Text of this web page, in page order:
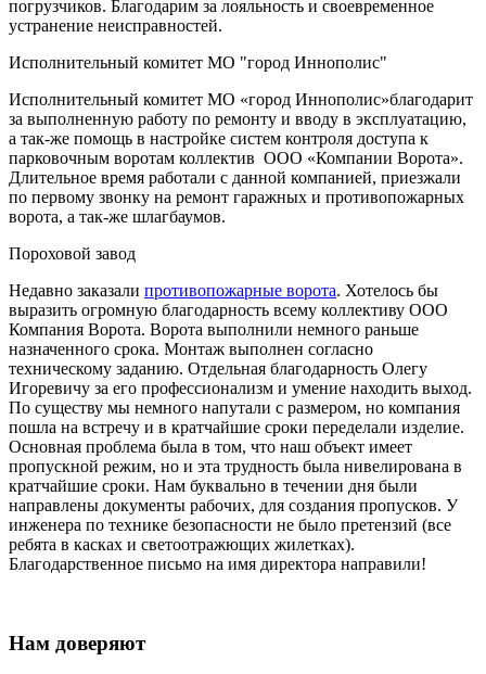
погрузчиков. Благодарим за лояльность и своевременное
устранение неисправностей.
Исполнительный комитет МО "город Иннополис"
Исполнительный комитет МО «город Иннополис»благодарит
за выполненную работу по ремонту и вводу в эксплуатацию,
а так-же помощь в настройке систем контроля доступа к
парковочным воротам коллектив ООО «Компании Ворота».
Длительное время работали с данной компанией, приезжали
по первому звонку на ремонт гаражных и противопожарных
ворота, а так-же шлагбаумов.
Пороховой завод
Недавно заказали противопожарные ворота. Хотелось бы
выразить огромную благодарность всему коллективу ООО
Компания Ворота. Ворота выполнили немного раньше
назначенного срока. Монтаж выполнен согласно
техническому заданию. Отдельная благодарность Олегу
Игоревичу за его профессионализм и умение находить выход.
По существу мы немного напутали с размером, но компания
пошла на встречу и в кратчайшие сроки переделали изделие.
Основная проблема была в том, что наш объект имеет
пропускной режим, но и эта трудность была нивелирована в
кратчайшие сроки. Нам буквально в течении дня были
направлены документы рабочих, для создания пропусков. У
инженера по технике безопасности не было претензий (все
ребята в касках и светоотражющих жилетках).
Благодарственное письмо на имя директора направили!
Нам доверяют